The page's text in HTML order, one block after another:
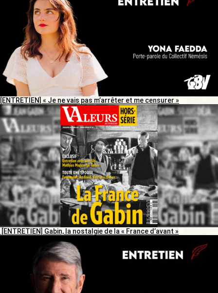
[ENTRETIEN] « Je ne vais pas m’arrêter et me censurer »
[ENTRETIEN] Gabin, la nostalgie de la « France d’avant »